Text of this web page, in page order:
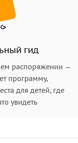
Во
чтобы
вкладку
нужно, покажите
гид
распоряжении —
программу,
для детей, где
увидеть